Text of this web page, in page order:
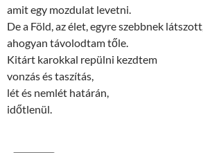
amit egy mozdulat levetni.
De a Föld, az élet, egyre szebbnek látszott,
ahogyan távolodtam tőle.
Kitárt karokkal repülni kezdtem
vonzás és taszítás,
lét és nemlét határán,
időtlenül.